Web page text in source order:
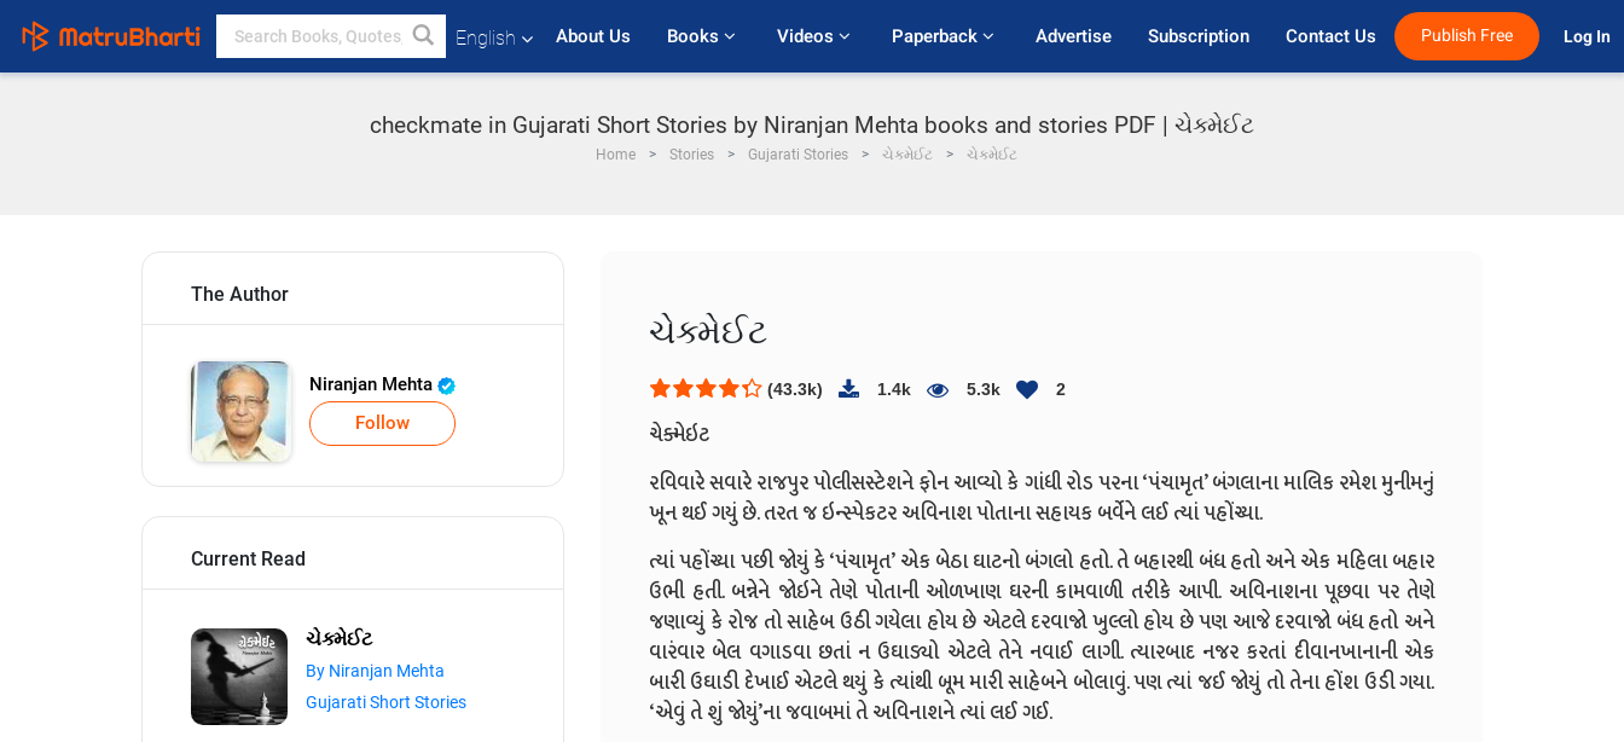
English About Us Books Videos Paperback Advertise Subscription Contact Us Publish Free Log In
checkmate in Gujarati Short Stories by Niranjan Mehta books and stories PDF | ચેક્મેઈટ
Home Stories Gujarati Stories ચેક્મેઈટ ચેક્મેઈટ
The Author
Niranjan Mehta
Follow
Current Read
ચેક્મેઈટ
By Niranjan Mehta
Gujarati Short Stories
ચેક્મેઈટ
(43.3k) 1.4k 5.3k 2
ચેક્મેઇટ
રવિવારે સવારે રાજપુર પોલીસસ્ટેશને ફોન આવ્યો કે ગાંધી રોડ પરના ‘પંચામૃત’ બંગલાના માલિક રમેશ મુનીમનું
ખૂન થઈ ગયું છે. તરત જ ઇન્સ્પેકટર અવિનાશ પોતાના સહાયક બર્વેને લઈ ત્યાં પહોંચ્યા.
ત્યાં પહોંચ્યા પછી જોયું કે ‘પંચામૃત’ એક બેઠા ઘાટનો બંગલો હતો. તે બહારથી બંધ હતો અને એક મહિલા બહાર
ઉભી હતી. બન્નેને જોઇને તેણે પોતાની ઓળખાણ ઘરની કામવાળી તરીકે આપી. અવિનાશના પૂછવા પર તેણે
જણાવ્યું કે રોજ તો સાહેબ ઉઠી ગયેલા હોય છે એટલે દરવાજો ખુલ્લો હોય છે પણ આજે દરવાજો બંધ હતો અને
વારંવાર બેલ વગાડવા છતાં ન ઉઘાડ્યો એટલે તેને નવાઈ લાગી. ત્યારબાદ નજર કરતાં દીવાનખાનાની એક
બારી ઉઘાડી દેખાઈ એટલે થયું કે ત્યાંથી બૂમ મારી સાહેબને બોલાવું. પણ ત્યાં જઈ જોયું તો તેના હોંશ ઉડી ગયા.
‘એવું તે શું જોયું’ના જવાબમાં તે અવિનાશને ત્યાં લઈ ગઈ.